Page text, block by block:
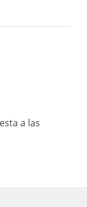
a las